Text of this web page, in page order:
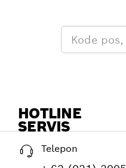
HOTLINE
SERVIS
Telepon